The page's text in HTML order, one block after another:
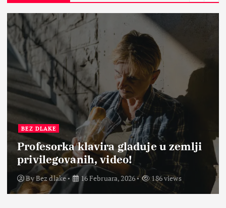
BEZ DLAKE
Profesorka klavira gladuje u zemlji
privilegovanih, video!
ByBez dlake 16 Februara, 2026 186 views